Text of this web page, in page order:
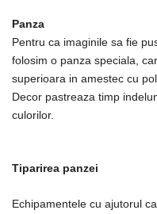
Panza
Pentru ca imaginile sa fie
folosim o panza speciala,
superioara in amestec cu
Decor pastreaza timp
culorilor.
Tiparirea panzei
Echipamentele cu ajutorul